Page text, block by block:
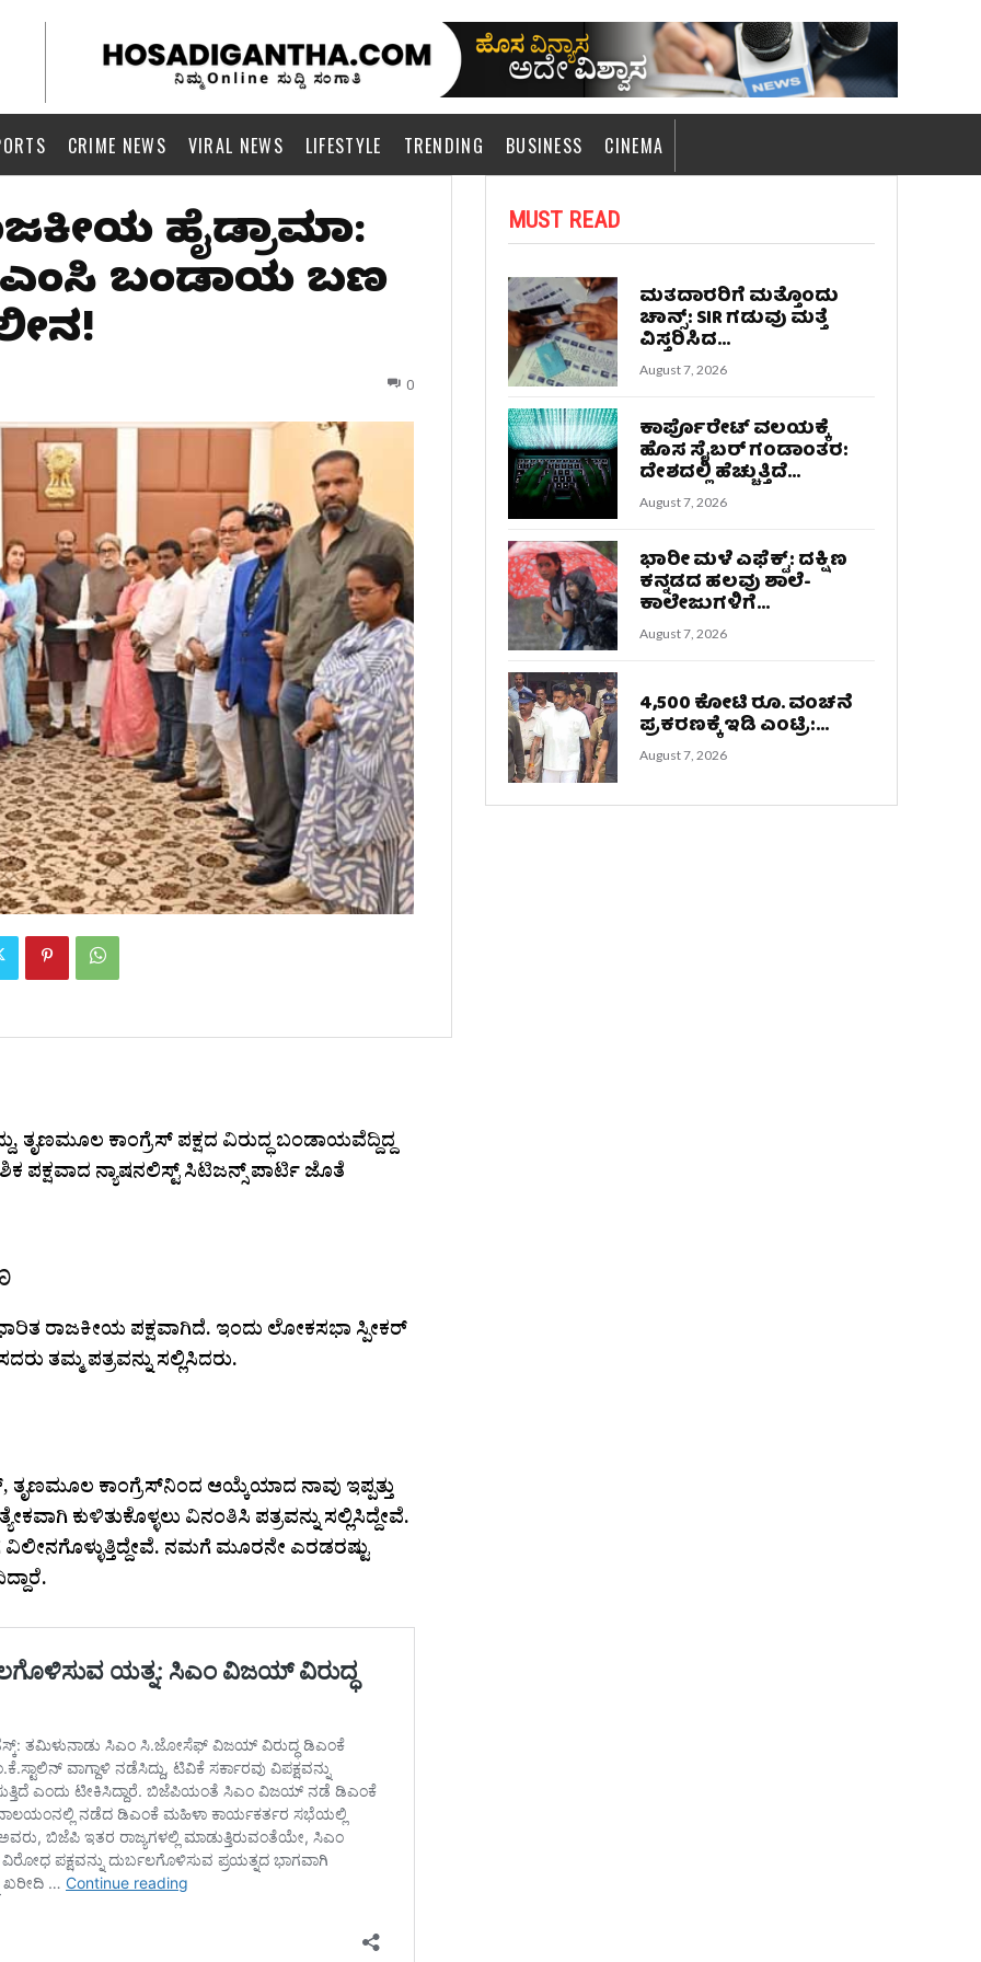
CRIME NEWS VIRAL NEWS LIFESTYLE TRENDING BUSINESS CINEMA
ಹೈಡ್ರಾಮಾ:
ಬಂಡಾಯ ಬಣ
0
ತೃಣಮೂಲ ಕಾಂಗ್ರೆಸ್ ಪಕ್ಷದ ವಿರುದ್ಧ ಬಂಡಾಯವೆದ್ದಿದ್ದ
ಪಕ್ಷವಾದ ನ್ಯಾಷನಲಿಸ್ಟ್ ಸಿಟಿಜನ್ಸ್ ಪಾರ್ಟಿ ಜೊತೆ
ರಾಜಕೀಯ ಪಕ್ಷವಾಗಿದೆ. ಇಂದು ಲೋಕಸಭಾ ಸ್ಪೀಕರ್
ತಮ್ಮ ಪತ್ರವನ್ನು ಸಲ್ಲಿಸಿದರು.
ಕಾಂಗ್ರೆಸ್​ನಿಂದ ಆಯ್ಕೆಯಾದ ನಾವು ಇಪ್ಪತ್ತು
ಕುಳಿತುಕೊಳ್ಳಲು ವಿನಂತಿಸಿ ಪತ್ರವನ್ನು ಸಲ್ಲಿಸಿದ್ದೇವೆ.
ನಮಗೆ ಮೂರನೇ ಎರಡರಷ್ಟು
MUST READ
ಮತದಾರರಿಗೆ ಮತ್ತೊಂದು
ಚಾನ್ಸ್: SIR ಗಡುವು ಮತ್ತೆ
ವಿಸ್ತರಿಸಿದ...
August 7, 2026
ಕಾರ್ಪೊರೇಟ್ ವಲಯಕ್ಕೆ
ಹೊಸ ಸೈಬರ್ ಗಂಡಾಂತರ:
ದೇಶದಲ್ಲಿ ಹೆಚ್ಚುತ್ತಿದೆ...
August 7, 2026
ಭಾರೀ ಮಳೆ ಎಫೆಕ್ಟ್: ದಕ್ಷಿಣ
ಕನ್ನಡದ ಹಲವು ಶಾಲೆ-
ಕಾಲೇಜುಗಳಿಗೆ...
August 7, 2026
4,500 ಕೋಟಿ ರೂ. ವಂಚನೆ
ಪ್ರಕರಣಕ್ಕೆ ಇಡಿ ಎಂಟ್ರಿ:...
August 7, 2026